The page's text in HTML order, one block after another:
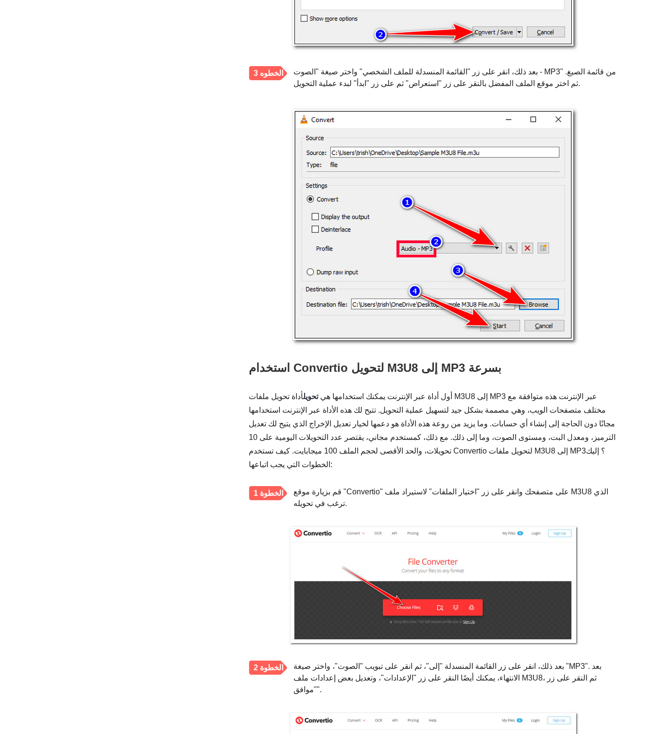
الخطوه 3
بعد ذلك، انقر على زر "القائمة المنسدلة للملف الشخصي" واختر صيغة "الصوت - MP3" من قائمة الصيغ.
ثم اختر موقع الملف المفضل بالنقر على زر "استعراض" ثم على زر "ابدأ" لبدء عملية التحويل.
استخدام Convertio لتحويل M3U8 إلى MP3 بسرعة
أول أداة عبر الإنترنت يمكنك استخدامها هيتحويلأداة تحويل ملفات M3U8 إلى MP3 عبر الإنترنت هذه متوافقة مع
مختلف متصفحات الويب، وهي مصممة بشكل جيد لتسهيل عملية التحويل. تتيح لك هذه الأداة عبر الإنترنت استخدامها
مجانًا دون الحاجة إلى إنشاء أي حسابات. وما يزيد من روعة هذه الأداة هو دعمها لخيار تعديل الإخراج الذي يتيح لك تعديل
الترميز، ومعدل البت، ومستوى الصوت، وما إلى ذلك. مع ذلك، كمستخدم مجاني، يقتصر عدد التحويلات اليومية على 10
تحويلات، والحد الأقصى لحجم الملف 100 ميجابايت. كيف تستخدم Convertio لتحويل ملفات M3U8 إلى MP3؟ إليك
الخطوات التي يجب اتباعها:
الخطوة 1
قم بزيارة موقع "Convertio" على متصفحك وانقر على زر "اختيار الملفات" لاستيراد ملف M3U8 الذي
ترغب في تحويله.
الخطوة 2
بعد ذلك، انقر على زر القائمة المنسدلة "إلى"، ثم انقر على تبويب "الصوت"، واختر صيغة "MP3". بعد
الانتهاء، يمكنك أيضًا النقر على زر "الإعدادات"، وتعديل بعض إعدادات ملف M3U8، ثم النقر على زر
"موافق".